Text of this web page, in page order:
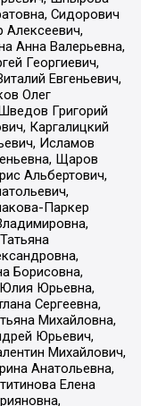
Сидорович
Алексеевич,
Анна Валерьевна,
Георгиевич,
Евгеньевич,
Олег
Григорий
Каргалицкий
Исламов
Щаров
Альбертович,
Паркер
Борисовна,
Юрьевна,
Сергеевна,
Михайловна,
Юрьевич,
Михайлович,
Анатольевна,
Елена